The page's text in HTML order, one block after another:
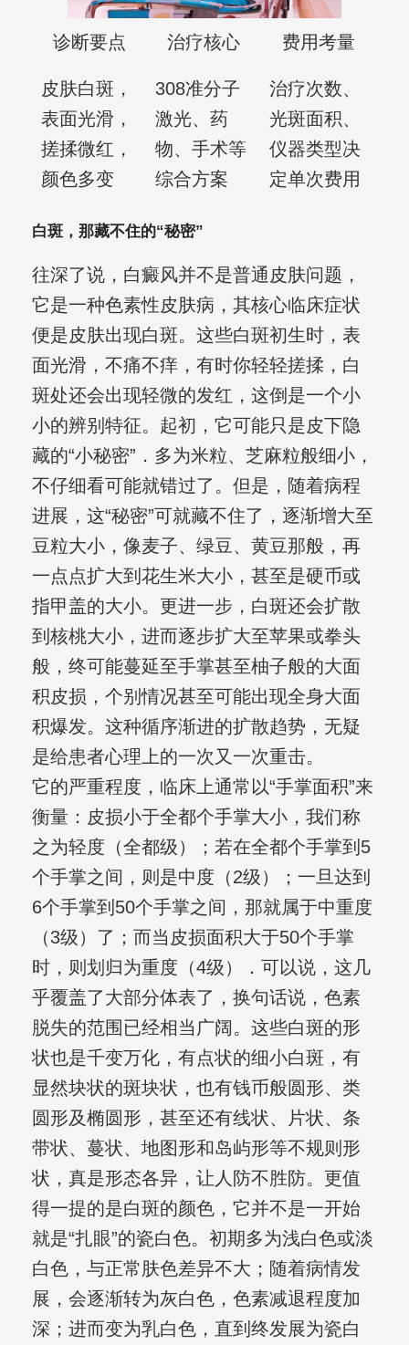
诊断要点 治疗核心 费用考量
皮肤白斑，
表面光滑，
搓揉微红，
颜色多变
308准分子
激光、药
物、手术等
综合方案
治疗次数、
光斑面积、
仪器类型决
定单次费用
白斑，那藏不住的“秘密”
往深了说，白癜风并不是普通皮肤问题，
它是一种色素性皮肤病，其核心临床症状
便是皮肤出现白斑。这些白斑初生时，表
面光滑，不痛不痒，有时你轻轻搓揉，白
斑处还会出现轻微的发红，这倒是一个小
小的辨别特征。起初，它可能只是皮下隐
藏的“小秘密”．多为米粒、芝麻粒般细小，
不仔细看可能就错过了。但是，随着病程
进展，这“秘密”可就藏不住了，逐渐增大至
豆粒大小，像麦子、绿豆、黄豆那般，再
一点点扩大到花生米大小，甚至是硬币或
指甲盖的大小。更进一步，白斑还会扩散
到核桃大小，进而逐步扩大至苹果或拳头
般，终可能蔓延至手掌甚至柚子般的大面
积皮损，个别情况甚至可能出现全身大面
积爆发。这种循序渐进的扩散趋势，无疑
是给患者心理上的一次又一次重击。
它的严重程度，临床上通常以“手掌面积”来
衡量：皮损小于全都个手掌大小，我们称
之为轻度（全都级）；若在全都个手掌到5
个手掌之间，则是中度（2级）；一旦达到
6个手掌到50个手掌之间，那就属于中重度
（3级）了；而当皮损面积大于50个手掌
时，则划归为重度（4级）．可以说，这几
乎覆盖了大部分体表了，换句话说，色素
脱失的范围已经相当广阔。这些白斑的形
状也是千变万化，有点状的细小白斑，有
显然块状的斑块状，也有钱币般圆形、类
圆形及椭圆形，甚至还有线状、片状、条
带状、蔓状、地图形和岛屿形等不规则形
状，真是形态各异，让人防不胜防。更值
得一提的是白斑的颜色，它并不是一开始
就是“扎眼”的瓷白色。初期多为浅白色或淡
白色，与正常肤色差异不大；随着病情发
展，会逐渐转为灰白色，色素减退程度加
深；进而变为乳白色，直到终发展为瓷白